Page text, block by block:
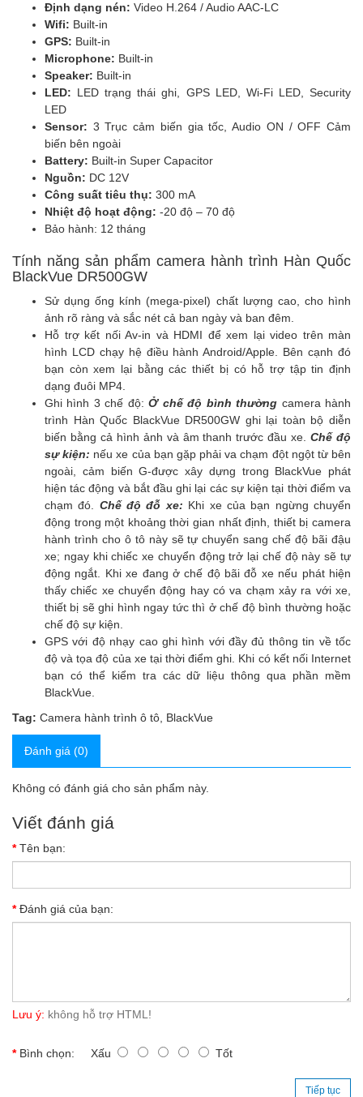
Định dạng nén: Video H.264 / Audio AAC-LC
Wifi: Built-in
GPS: Built-in
Microphone: Built-in
Speaker: Built-in
LED: LED trạng thái ghi, GPS LED, Wi-Fi LED, Security
LED
Sensor: 3 Trục cảm biến gia tốc, Audio ON / OFF Cảm
biến bên ngoài
Battery: Built-in Super Capacitor
Nguồn: DC 12V
Công suất tiêu thụ: 300 mA
Nhiệt độ hoạt động: -20 độ – 70 độ
Bảo hành: 12 tháng
Tính năng sản phẩm camera hành trình Hàn Quốc
BlackVue DR500GW
Sử dụng ống kính (mega-pixel) chất lượng cao, cho hình
ảnh rõ ràng và sắc nét cả ban ngày và ban đêm.
Hỗ trợ kết nối Av-in và HDMI để xem lại video trên màn
hình LCD chạy hệ điều hành Android/Apple. Bên cạnh đó
bạn còn xem lại bằng các thiết bị có hỗ trợ tập tin định
dạng đuôi MP4.
Ghi hình 3 chế độ:Ở chế độ bình thường camera hành
trình Hàn Quốc BlackVue DR500GW ghi lại toàn bộ diễn
biến bằng cả hình ảnh và âm thanh trước đầu xe.Chế độ
sự kiện: nếu xe của bạn gặp phải va chạm đột ngột từ bên
ngoài, cảm biến G-được xây dựng trong BlackVue phát
hiện tác động và bắt đầu ghi lại các sự kiện tại thời điểm va
chạm đó. Chế độ đỗ xe: Khi xe của bạn ngừng chuyển
động trong một khoảng thời gian nhất định, thiết bị camera
hành trình cho ô tô này sẽ tự chuyển sang chế độ bãi đậu
xe; ngay khi chiếc xe chuyển động trở lại chế độ này sẽ tự
động ngắt. Khi xe đang ở chế độ bãi đỗ xe nếu phát hiện
thấy chiếc xe chuyển động hay có va chạm xảy ra với xe,
thiết bị sẽ ghi hình ngay tức thì ở chế độ bình thường hoặc
chế độ sự kiện.
GPS với độ nhạy cao ghi hình với đầy đủ thông tin về tốc
độ và tọa độ của xe tại thời điểm ghi. Khi có kết nối Internet
bạn có thể kiểm tra các dữ liệu thông qua phần mềm
BlackVue.
Tag: Camera hành trình ô tô BlackVue
Đánh giá (0)
Không có đánh giá cho sản phẩm này.
Viết đánh giá
Tên bạn:
Đánh giá của bạn:
Lưu ý: không hỗ trợ HTML!
Bình chọn: Xấu Tốt
Tiếp tục